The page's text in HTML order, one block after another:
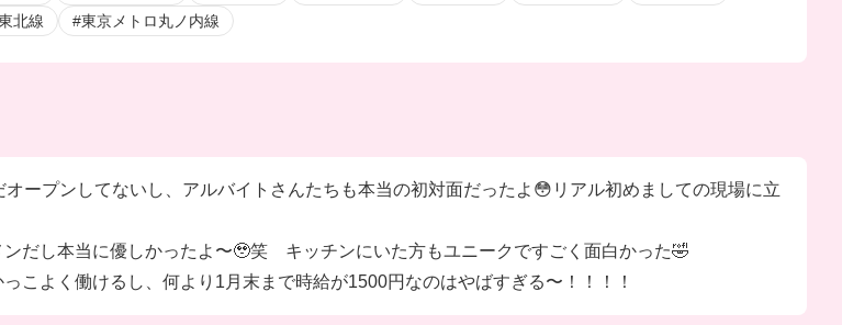
北線
#東京メトロ丸ノ内線
ープンしてないし、アルバイトさんたちも本当の初対面だったよ😳リアル初めましての現場に立
だし本当に優しかったよ〜🥹笑 キッチンにいた方もユニークですごく面白かった🤣
こよく働けるし、何より1月末まで時給が1500円なのはやばすぎる〜！！！！